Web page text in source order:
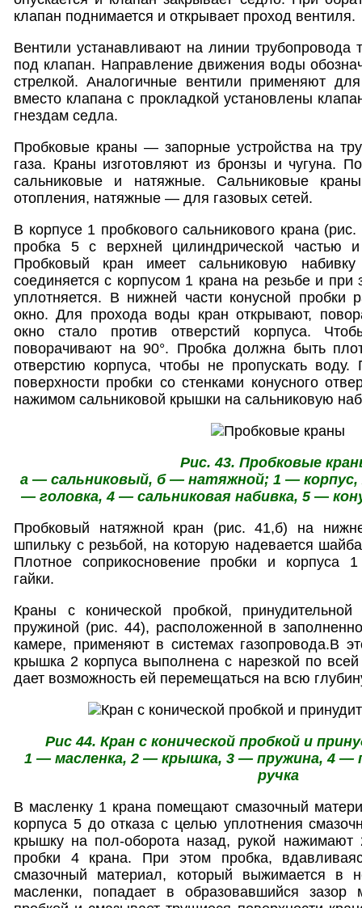
клапан поднимается и открывает проход вентиля.
Вентили устанавливают на линии трубопровода
под клапан. Направление движения воды
стрелкой. Аналогичные вентили применяют
вместо клапана с прокладкой установлены
гнездам седла.
Пробковые краны — запорные устройства на
газа. Краны изготовляют из бронзы и чугуна.
сальниковые и натяжные. Сальниковые
отопления, натяжные — для газовых сетей.
В корпусе 1 пробкового сальникового крана
пробка 5 с верхней цилиндрической частью
Пробковый кран имеет сальниковую
соединяется с корпусом 1 крана на резьбе и при
уплотняется. В нижней части конусной пробки
окно. Для прохода воды кран открывают,
окно стало против отверстий корпуса.
поворачивают на 90°. Пробка должна быть
отверстию корпуса, чтобы не пропускать воду.
поверхности пробки со стенками конусного
нажимом сальниковой крышки на сальниковую
Рис. 43. Пробковые
а — сальниковый, б — натяжной; 1 — корпус,
— головка, 4 — сальниковая набивка, 5 —
Пробковый натяжной кран (рис. 41,б) на
шпильку с резьбой, на которую надевается
Плотное соприкосновение пробки и корпуса 1
гайки.
Краны с конической пробкой,
пружиной (рис. 44), расположенной в
камере, применяют в системах газопровода.В
крышка 2 корпуса выполнена с нарезкой по всей
дает возможность ей перемещаться на всю
Рис 44. Кран с конической пробкой и
1 — масленка, 2 — крышка, 3 — пружина, 4 —
ручка
В масленку 1 крана помещают смазочный
корпуса 5 до отказа с целью уплотнения
крышку на пол-оборота назад, рукой
пробки 4 крана. При этом пробка,
смазочный материал, который выжимается в
масленки, попадает в образовавшийся